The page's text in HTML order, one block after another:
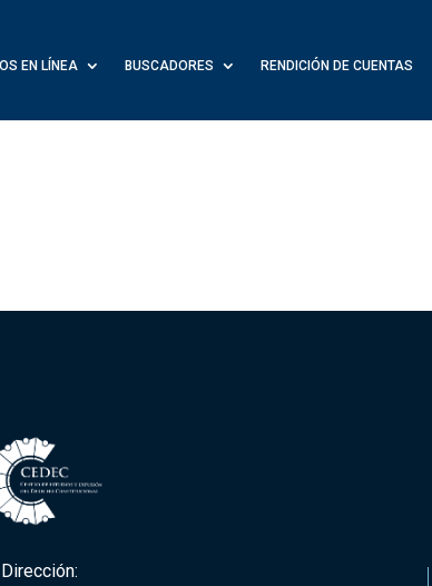
EN LÍNEA BUSCADORES RENDICIÓN DE CUENTAS
Dirección: